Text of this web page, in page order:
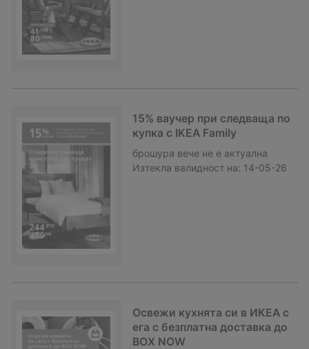
15% ваучер при следваща по
купка с IKEA Family
брошура вече не е актуална
Изтекла валидност на: 14-05-26
Освежи кухнята си в ИКЕА с
ега с безплатна доставка до
BOX NOW